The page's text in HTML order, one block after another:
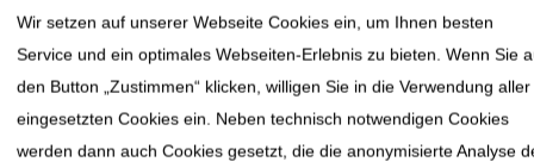
STEINLE 6503 Doppel Prismenpaar mit Spannbügel
Wir setzen auf unserer Webseite Cookies ein, um Ihnen besten
Service und ein optimales Webseiten-Erlebnis zu bieten. Wenn Sie
den Button „Zustimmen“ klicken, willigen Sie in die Verwendung aller
eingesetzten Cookies ein. Neben technisch notwendigen Cookies
werden dann auch Cookies gesetzt, die die anonymisierte Analyse